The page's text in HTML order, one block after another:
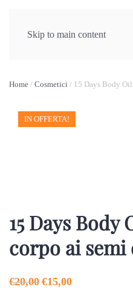
Skip to main content
Home / Cosmetici / 15 Days Body
IN OFFERTA!
15 Days Body
corpo ai semi
€20,00 Il
€15,00Il